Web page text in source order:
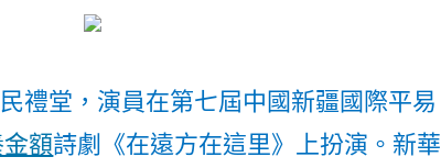
禮堂，演員在第七屆中國新疆國際平易
額詩劇《在遠方在這里》上扮演。 新華